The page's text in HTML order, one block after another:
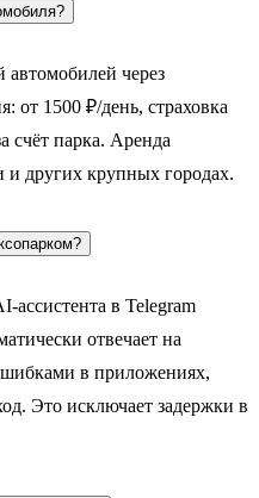
автомобилей через
от 1500 ₽/день, страховка
счёт парка. Аренда
других крупных городах.
ассистента в Telegram
отвечает на
в приложениях,
Это исключает задержки в